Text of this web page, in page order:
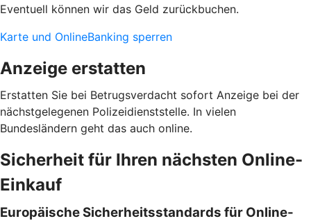
Eventuell können wir das Geld zurückbuchen.
Karte und OnlineBanking sperren
Anzeige erstatten
Erstatten Sie bei Betrugsverdacht sofort Anzeige bei der
nächstgelegenen Polizeidienststelle. In vielen
Bundesländern geht das auch online.
Sicherheit für Ihren nächsten Online-
Einkauf
Europäische Sicherheitsstandards für Online-